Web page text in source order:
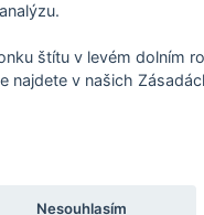
štítu v levém dolním
najdete v našich
Nesouhlasím